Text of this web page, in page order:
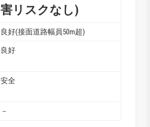
害リスクなし)
良好(接面道路幅員50m超)
良好
安全
－